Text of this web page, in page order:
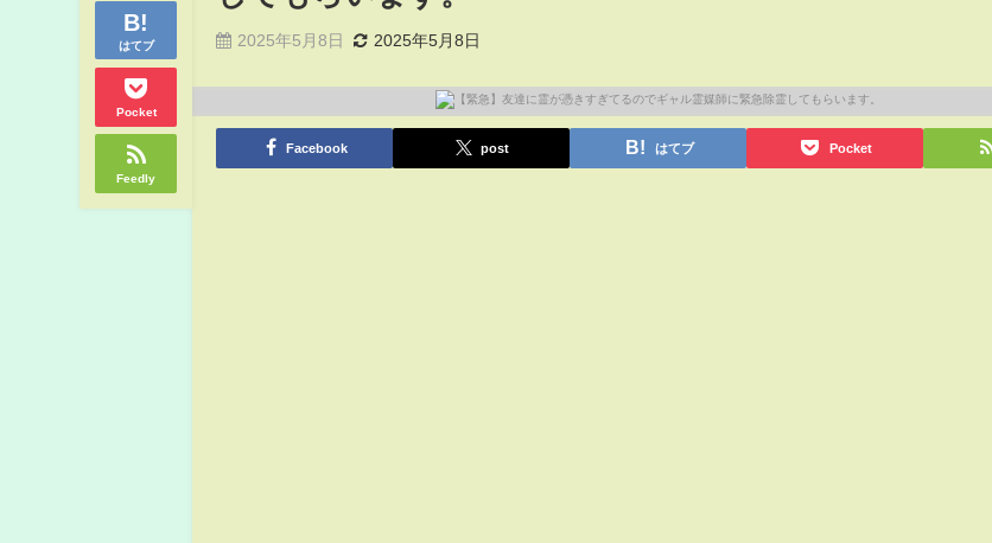
はてブ
Pocket
Feedly
2025年5月8日 2025年5月8日
Facebook post はてブ Pocket